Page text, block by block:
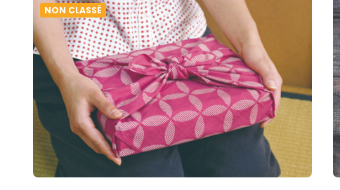
NON CLASSÉ